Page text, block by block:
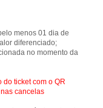
menos 01 dia de
diferenciado;
no momento da
do ticket com o QR
cancelas